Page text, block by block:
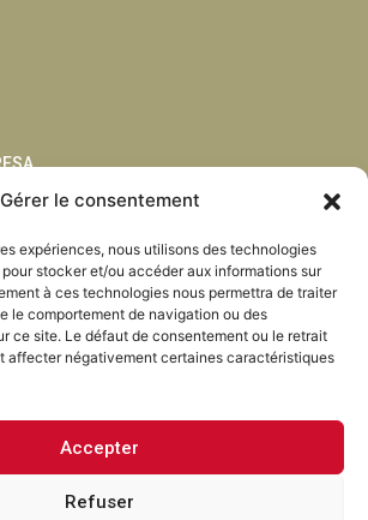
Gérer le consentement
expériences, nous utilisons des technologies
stocker et/ou accéder aux informations sur
à ces technologies nous permettra de traiter
le comportement de navigation ou des
ce site. Le défaut de consentement ou le retrait
affecter négativement certaines caractéristiques
Accepter
Refuser